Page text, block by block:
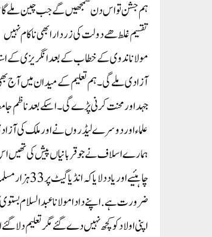
ہم جشن تو اس دن سمجھیں گے جب چین ملے
تقسیم غلط ھے دولت کی زردار ابھی ناکام نہیں
مولانا ندوی کےخطاب کے بعد انگریزی کے
آزادی ملےگی۔ ہم تعلیم کے میدان میں آج
جہد اور محنت کرنی پڑے گی۔ اسکے بعد ناظم
علماء اور دوسرے لیڈروں نے اور ملک کی
ہمارے اسلاف نے جو قربانیاں پیش کی تھیں اس
چاہئیے
ضرورت ہے. اپنے دادا مولانا عبدالسلام
اپنی اولاد کو کچھ نہیں دے گئے مگر تعلیم